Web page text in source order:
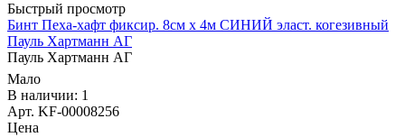
Быстрый просмотр
Бинт Пеха-хафт фиксир. 8см х 4м СИНИЙ эласт. когезивный
Пауль Хартманн AГ
Пауль Хартманн AГ
Мало
В наличии: 1
Арт. KF-00008256
Цена